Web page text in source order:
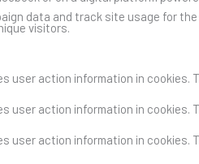
data and track site usage for
visitors.
action information in cookies.
action information in cookies.
action information in cookies.